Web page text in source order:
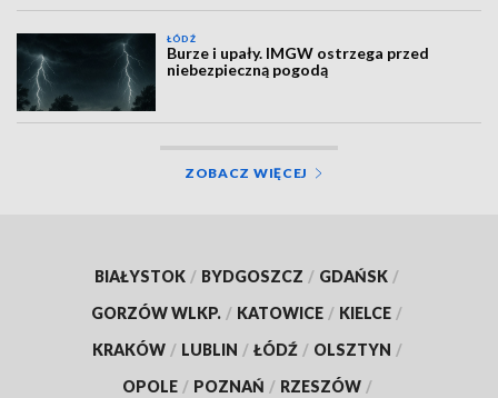
ŁÓDŹ
Burze i upały. IMGW ostrzega przed
niebezpieczną pogodą
ZOBACZ WIĘCEJ
BIAŁYSTOK / BYDGOSZCZ / GDAŃSK /
GORZÓW WLKP. / KATOWICE / KIELCE /
KRAKÓW / LUBLIN / ŁÓDŹ / OLSZTYN /
OPOLE / POZNAŃ / RZESZÓW /